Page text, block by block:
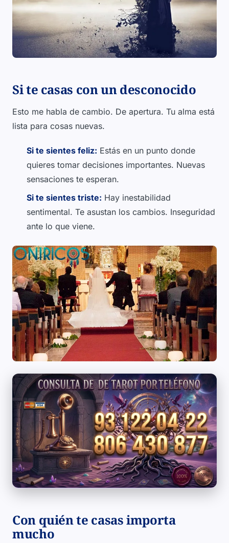
Si te casas con un desconocido
Esto me habla de cambio. De apertura. Tu alma está
lista para cosas nuevas.
Si te sientes feliz: Estás en un punto donde
quieres tomar decisiones importantes. Nuevas
sensaciones te esperan.
Si te sientes triste: Hay inestabilidad
sentimental. Te asustan los cambios. Inseguridad
ante lo que viene.
Con quién te casas importa
mucho